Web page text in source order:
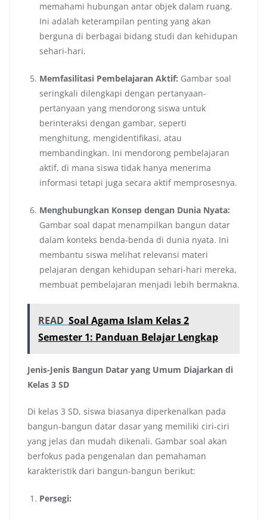
memahami hubungan antar objek dalam ruang.
Ini adalah keterampilan penting yang akan
berguna di berbagai bidang studi dan kehidupan
sehari-hari.
Memfasilitasi Pembelajaran Aktif: Gambar soal
seringkali dilengkapi dengan pertanyaan-
pertanyaan yang mendorong siswa untuk
berinteraksi dengan gambar, seperti
menghitung, mengidentifikasi, atau
membandingkan. Ini mendorong pembelajaran
aktif, di mana siswa tidak hanya menerima
informasi tetapi juga secara aktif memprosesnya.
Menghubungkan Konsep dengan Dunia Nyata:
Gambar soal dapat menampilkan bangun datar
dalam konteks benda-benda di dunia nyata. Ini
membantu siswa melihat relevansi materi
pelajaran dengan kehidupan sehari-hari mereka,
membuat pembelajaran menjadi lebih bermakna.
READ Soal Agama Islam Kelas 2
Semester 1: Panduan Belajar Lengkap
Jenis-Jenis Bangun Datar yang Umum Diajarkan di
Kelas 3 SD
Di kelas 3 SD, siswa biasanya diperkenalkan pada
bangun-bangun datar dasar yang memiliki ciri-ciri
yang jelas dan mudah dikenali. Gambar soal akan
berfokus pada pengenalan dan pemahaman
karakteristik dari bangun-bangun berikut:
Persegi: